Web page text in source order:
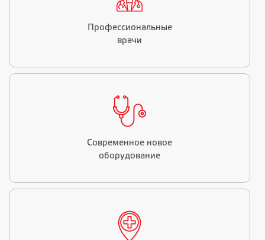
Профессиональные
врачи
Современное новое
оборудование